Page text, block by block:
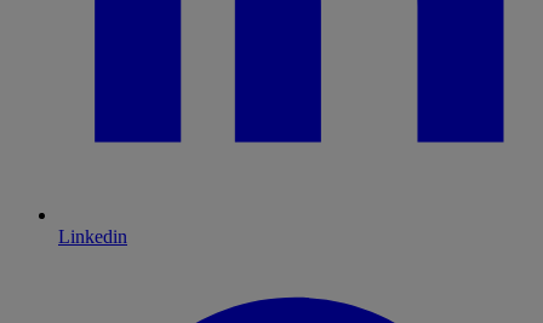
Linkedin